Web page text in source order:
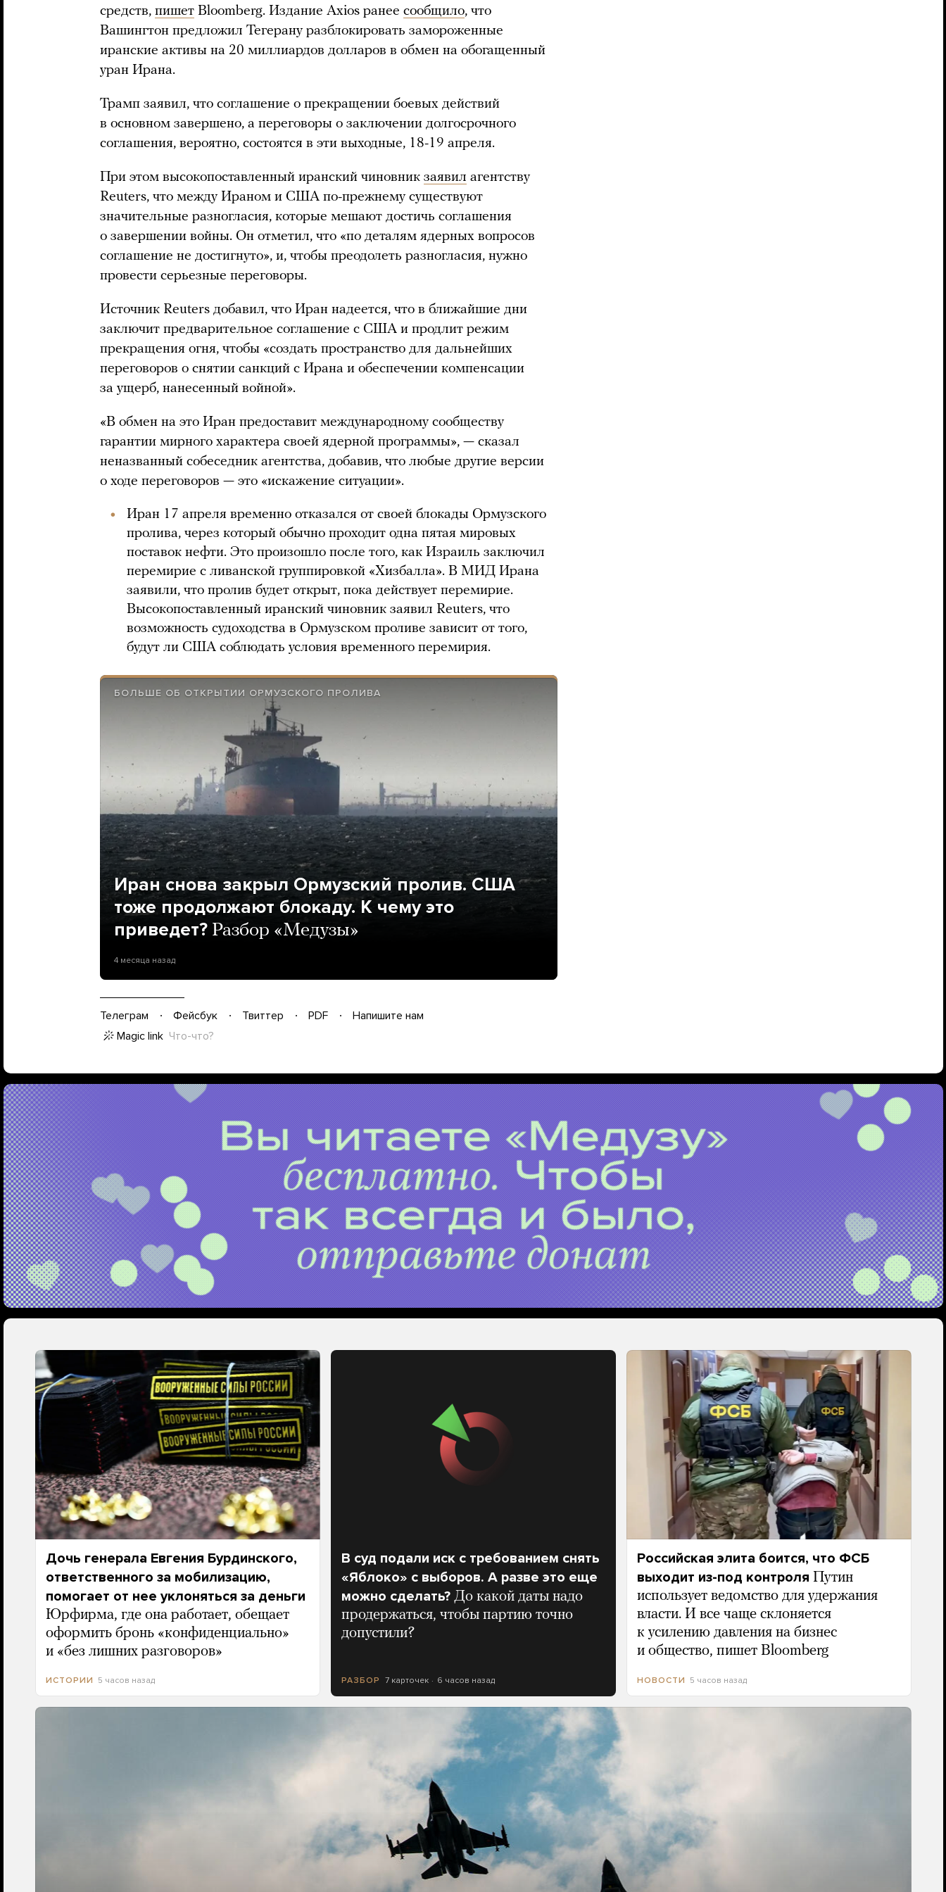
средств, пишет Bloomberg. Издание Axios ранее сообщило, что
Вашингтон предложил Тегерану разблокировать замороженные
иранские активы на 20 миллиардов долларов в обмен на обогащенный
уран Ирана.
Трамп заявил, что соглашение о прекращении боевых действий
в основном завершено, а переговоры о заключении долгосрочного
соглашения, вероятно, состоятся в эти выходные, 18-19 апреля.
При этом высокопоставленный иранский чиновник заявил агентству
Reuters, что между Ираном и США по-прежнему существуют
значительные разногласия, которые мешают достичь соглашения
о завершении войны. Он отметил, что «по деталям ядерных вопросов
соглашение не достигнуто», и, чтобы преодолеть разногласия, нужно
провести серьезные переговоры.
Источник Reuters добавил, что Иран надеется, что в ближайшие дни
заключит предварительное соглашение с США и продлит режим
прекращения огня, чтобы «создать пространство для дальнейших
переговоров о снятии санкций с Ирана и обеспечении компенсации
за ущерб, нанесенный войной».
«В обмен на это Иран предоставит международному сообществу
гарантии мирного характера своей ядерной программы», — сказал
неназванный собеседник агентства, добавив, что любые другие версии
о ходе переговоров — это «искажение ситуации».
Иран 17 апреля временно отказался от своей блокады Ормузского
пролива, через который обычно проходит одна пятая мировых
поставок нефти. Это произошло после того, как Израиль заключил
перемирие с ливанской группировкой «Хизбалла». В МИД Ирана
заявили, что пролив будет открыт, пока действует перемирие.
Высокопоставленный иранский чиновник заявил Reuters, что
возможность судоходства в Ормузском проливе зависит от того,
будут ли США соблюдать условия временного перемирия.
БОЛЬШЕ ОБ ОТКРЫТИИ ОРМУЗСКОГО ПРОЛИВА
Иран снова закрыл Ормузский пролив. США
тоже продолжают блокаду. К чему это
приведет? Разбор «Медузы»
4 месяца назад
Телеграм Фейсбук Твиттер PDF
Напишите нам
Magic link Что-что?
Дочь генерала Евгения Бурдинского,
ответственного за мобилизацию,
помогает от нее уклоняться за деньги
Юрфирма, где она работает, обещает
оформить бронь «конфиденциально»
и «без лишних разговоров»
ИСТОРИИ 5 часов назад
В суд подали иск с требованием снять
«Яблоко» с выборов. А разве это еще
можно сделать? До какой даты надо
продержаться, чтобы партию точно
допустили?
РАЗБОР 7 карточек 6 часов назад
Российская элита боится, что ФСБ
выходит из-под контроля Путин
использует ведомство для удержания
власти. И все чаще склоняется
к усилению давления на бизнес
и общество, пишет Bloomberg
НОВОСТИ 5 часов назад